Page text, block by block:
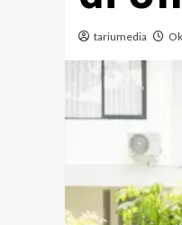
tariumedia